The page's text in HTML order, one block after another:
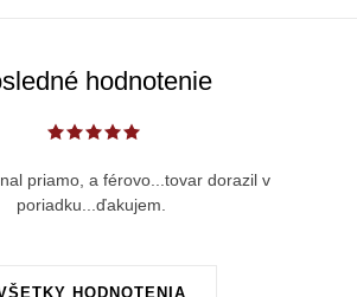
hodnotenie
HODNOTENIA
priamo, a férovo...tovar dorazil v
poriadku...ďakujem.